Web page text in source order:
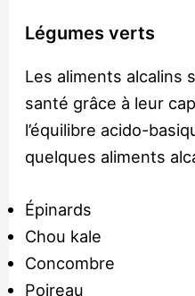
Légumes verts
Les aliments alcalins
santé grâce à leur
l’équilibre acido-
quelques aliments
Épinards
Chou kale
Concombre
Poireau